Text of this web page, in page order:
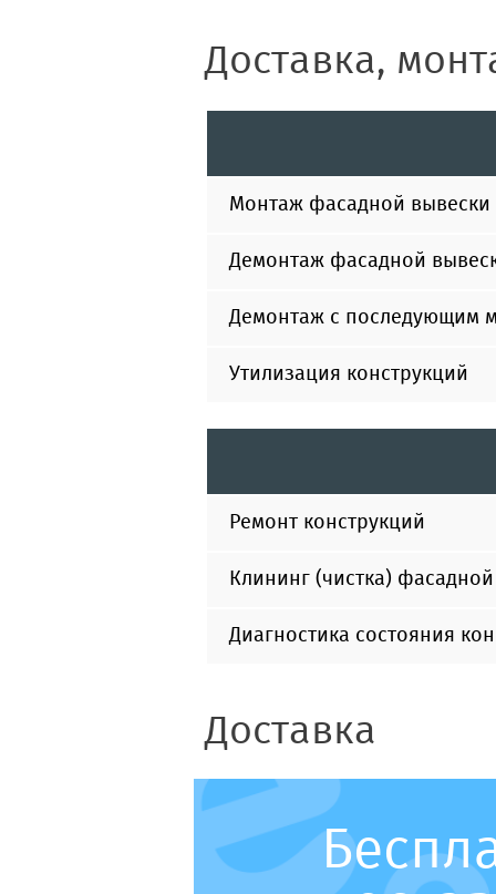
Доставка,
Монтаж фасадной вывески
Демонтаж фасадной
Демонтаж с последующим
Утилизация конструкций
Ремонт конструкций
Клининг (чистка)
Диагностика состояния
Доставка